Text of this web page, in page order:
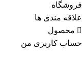
فروشگاه
علاقه مندی ها
محصول
حساب کاربری من